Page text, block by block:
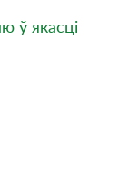
ў якасці